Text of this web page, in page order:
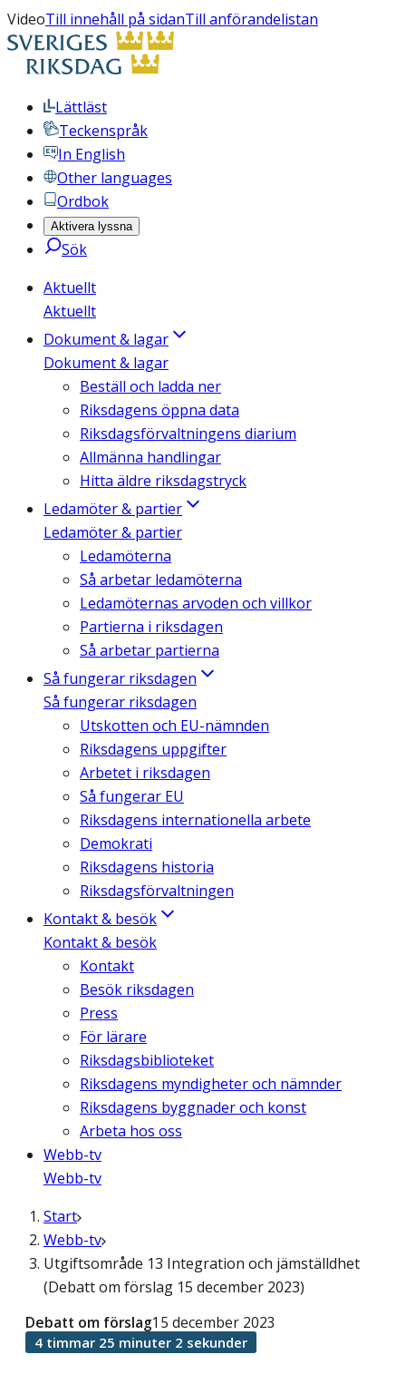
VideoTill innehåll på sidanTill anförandelistan
Lättläst
Teckenspråk
In English
Other languages
Ordbok
Aktivera lyssna
Sök
Aktuellt
Aktuellt
Dokument & lagar
Dokument & lagar
Beställ och ladda ner
Riksdagens öppna data
Riksdagsförvaltningens diarium
Allmänna handlingar
Hitta äldre riksdagstryck
Ledamöter & partier
Ledamöter & partier
Ledamöterna
Så arbetar ledamöterna
Ledamöternas arvoden och villkor
Partierna i riksdagen
Så arbetar partierna
Så fungerar riksdagen
Så fungerar riksdagen
Utskotten och EU-nämnden
Riksdagens uppgifter
Arbetet i riksdagen
Så fungerar EU
Riksdagens internationella arbete
Demokrati
Riksdagens historia
Riksdagsförvaltningen
Kontakt & besök
Kontakt & besök
Kontakt
Besök riksdagen
Press
För lärare
Riksdagsbiblioteket
Riksdagens myndigheter och nämnder
Riksdagens byggnader och konst
Arbeta hos oss
Webb-tv
Webb-tv
Start
Webb-tv
Utgiftsområde 13 Integration och jämställdhet
(Debatt om förslag 15 december 2023)
Debatt om förslag15 december 2023
4 timmar 25 minuter 2 sekunder